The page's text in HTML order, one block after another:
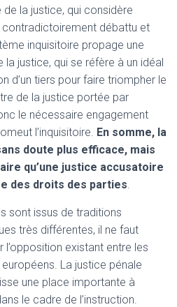
la justice, qui considère
débattu et
inquisitoire propage une
la justice, qui se réfère à un idéal
d’un tiers pour faire triompher le
de la justice portée par
le nécessaire engagement
l’inquisitoire. En somme, la
doute plus efficace, mais
qu’une justice accusatoire
des droits des parties.
sont issus de traditions
très différentes, il ne faut
existant entre les
La justice pénale
une place importante à
le cadre de l’instruction.